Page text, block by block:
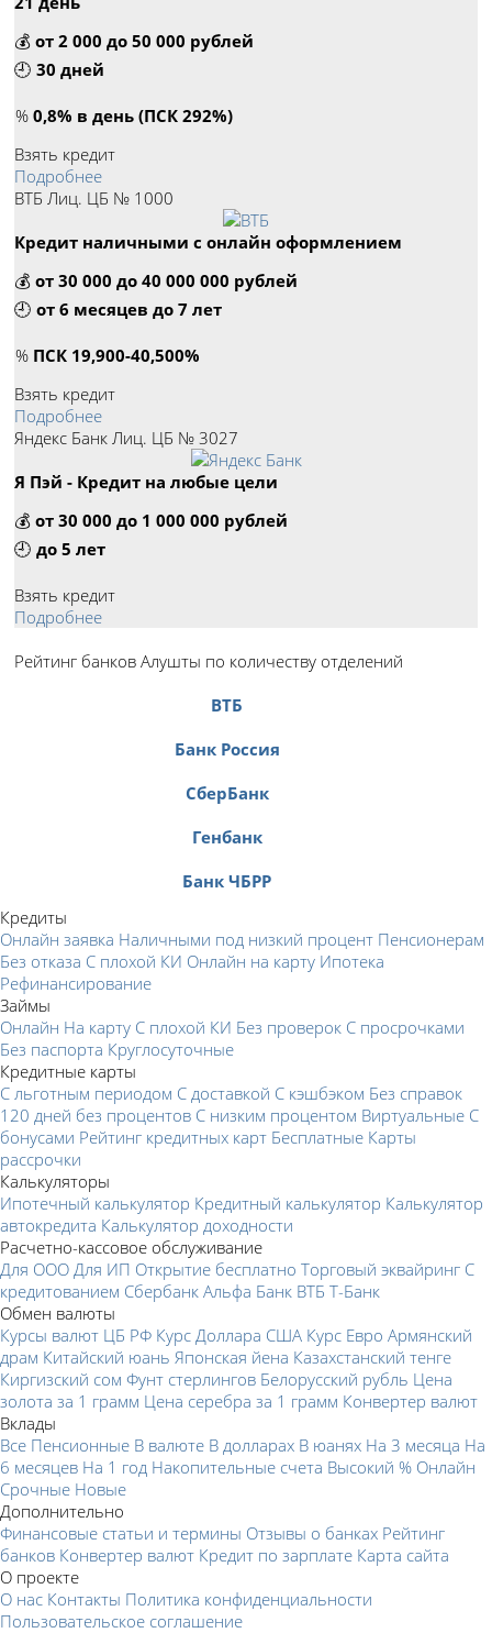
💰от 2 000 до 50 000 рублей
🕘30 дней
% 0,8% в день (ПСК 292%)
Взять кредит
Подробнее
ВТБ Лиц. ЦБ № 1000
Кредит наличными с онлайн оформлением
💰от 30 000 до 40 000 000 рублей
🕘от 6 месяцев до 7 лет
% ПСК 19,900-40,500%
Взять кредит
Подробнее
Яндекс Банк Лиц. ЦБ № 3027
Я Пэй - Кредит на любые цели
💰от 30 000 до 1 000 000 рублей
🕘до 5 лет
Взять кредит
Подробнее
Рейтинг банков Алушты по количеству отделений
ВТБ
Банк Россия
СберБанк
Генбанк
Банк ЧБРР
Кредиты
Онлайн заявка Наличными под низкий процент Пенсионерам
Без отказа С плохой КИ Онлайн на карту Ипотека
Рефинансирование
Займы
Онлайн На карту С плохой КИ Без проверок С просрочками
Без паспорта Круглосуточные
Кредитные карты
С льготным периодом С доставкой С кэшбэком Без справок
120 дней без процентов С низким процентом Виртуальные С
бонусами Рейтинг кредитных карт Бесплатные Карты
рассрочки
Калькуляторы
Ипотечный калькулятор Кредитный калькулятор Калькулятор
автокредита Калькулятор доходности
Расчетно-кассовое обслуживание
Для ООО Для ИП Открытие бесплатно Торговый эквайринг С
кредитованием Сбербанк Альфа Банк ВТБ Т-Банк
Обмен валюты
Курсы валют ЦБ РФ Курс Доллара США Курс Евро Армянский
драм Китайский юань Японская йена Казахстанский тенге
Киргизский сом Фунт стерлингов Белорусский рубль Цена
золота за 1 грамм Цена серебра за 1 грамм Конвертер валют
Вклады
Все Пенсионные В валюте В долларах В юанях На 3 месяца На
6 месяцев На 1 год Накопительные счета Высокий % Онлайн
Срочные Новые
Дополнительно
Финансовые статьи и термины Отзывы о банках Рейтинг
банков Конвертер валют Кредит по зарплате Карта сайта
О проекте
О нас Контакты Политика конфиденциальности
Пользовательское соглашение